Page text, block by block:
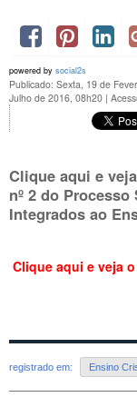
powered by social2s
Publicado: Sexta, 19 de
Julho de 2016, 08h20 |
Clique aqui e
nº 2 do
Integrados ao
Clique aqui e veja
registrado em: Ensino